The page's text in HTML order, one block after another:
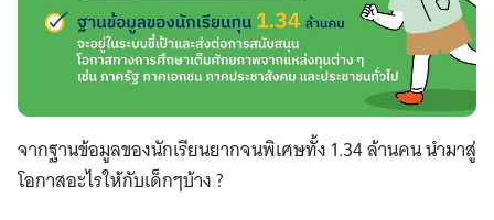
จากฐานข้อมูลของนักเรียนยากจนพิเศษทั้ง 1.34 ล้านคน นำมาสู่
โอกาสอะไรให้กับเด็กๆบ้าง ?